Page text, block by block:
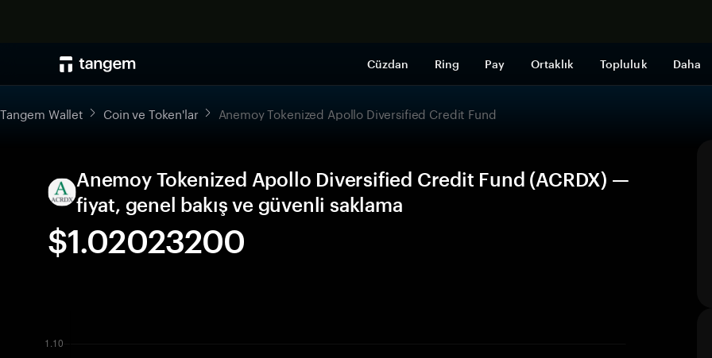
Cüzdan Ring Pay Ortaklık Topluluk Daha
Tangem Wallet Coin ve Token'lar Anemoy Tokenized Apollo Diversified Credit Fund
Anemoy Tokenized Apollo Diversified Credit Fund (ACRDX) —
fiyat, genel bakış ve güvenli saklama
$1.02023200